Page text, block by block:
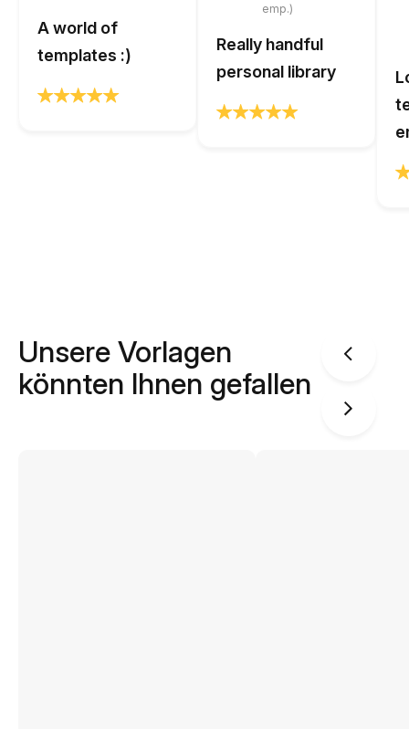
A world of
templates :)
emp.)
Really handful
personal library
Unsere Vorlagen
könnten Ihnen gefallen